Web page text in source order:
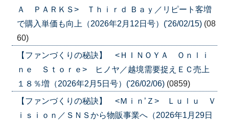
Ａ ＰＡＲＫＳ> Ｔｈｉｒｄ Ｂａｙ／リピート客増
で購入単価も向上（2026年2月12日号）('26/02/15) (08
60)
【ファンづくりの秘訣】 <ＨＩＮＯＹＡ Ｏｎｌｉ
ｎｅ Ｓｔｏｒｅ> ヒノヤ／越境需要捉えＥＣ売上
１８％増（2026年2月5日号）('26/02/06) (0859)
【ファンづくりの秘訣】 <Ｍｉｎ’Ｚ> Ｌｕｌｕ Ｖ
ｉｓｉｏｎ／ＳＮＳから物販事業へ（2026年1月29日